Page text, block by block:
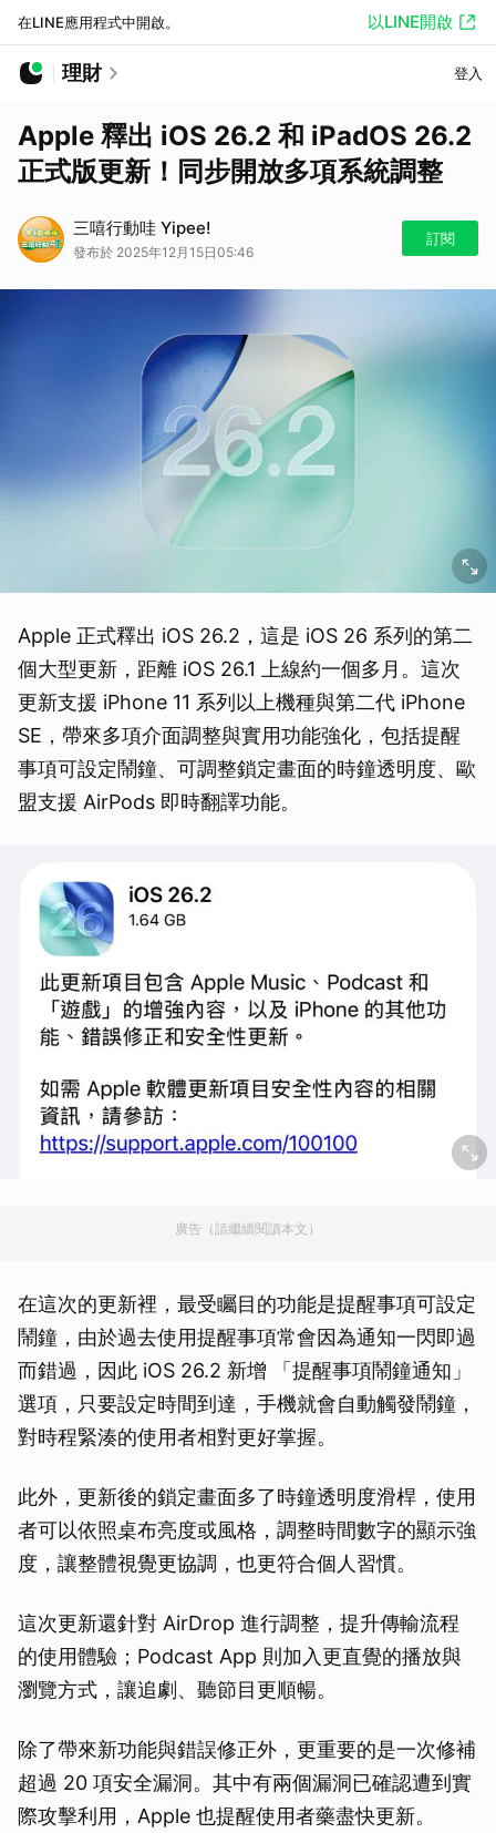
在LINE應用程式中開啟。 以LINE開啟
理財 登入
Apple 釋出 iOS 26.2 和 iPadOS 26.2
正式版更新！同步開放多項系統調整
三嘻行動哇 Yipee!
發布於 2025年12月15日05:46
訂閱
Apple 正式釋出 iOS 26.2，這是 iOS 26 系列的第二
個大型更新，距離 iOS 26.1 上線約一個多月。這次
更新支援 iPhone 11 系列以上機種與第二代 iPhone
SE，帶來多項介面調整與實用功能強化，包括提醒
事項可設定鬧鐘、可調整鎖定畫面的時鐘透明度、歐
盟支援 AirPods 即時翻譯功能。
廣告（請繼續閱讀本文）
在這次的更新裡，最受矚目的功能是提醒事項可設定
鬧鐘，由於過去使用提醒事項常會因為通知一閃即過
而錯過，因此 iOS 26.2 新增 「提醒事項鬧鐘通知」
選項，只要設定時間到達，手機就會自動觸發鬧鐘，
對時程緊湊的使用者相對更好掌握。
此外，更新後的鎖定畫面多了時鐘透明度滑桿，使用
者可以依照桌布亮度或風格，調整時間數字的顯示強
度，讓整體視覺更協調，也更符合個人習慣。
這次更新還針對 AirDrop 進行調整，提升傳輸流程
的使用體驗；Podcast App 則加入更直覺的播放與
瀏覽方式，讓追劇、聽節目更順暢。
除了帶來新功能與錯誤修正外，更重要的是一次修補
超過 20 項安全漏洞。其中有兩個漏洞已確認遭到實
際攻擊利用，Apple 也提醒使用者藥盡快更新。